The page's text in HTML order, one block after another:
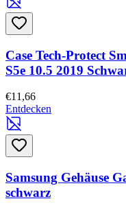
Case Tech-Protect
S5e 10.5 2019
€11,66
Entdecken
Samsung Gehäuse
schwarz